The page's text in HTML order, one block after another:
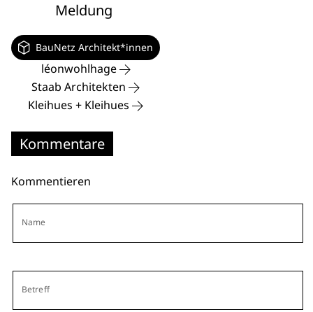
Meldung
BauNetz Architekt*innen
léonwohlhage
Staab Architekten
Kleihues + Kleihues
Kommentare
Kommentieren
Name
Betreff